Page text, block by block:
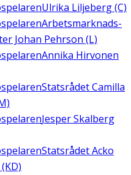
Ulrika Liljeberg (C)
Arbetsmarknads-
Johan Pehrson (L)
Annika Hirvonen
Statsrådet Camilla
Jesper Skalberg
Statsrådet Acko